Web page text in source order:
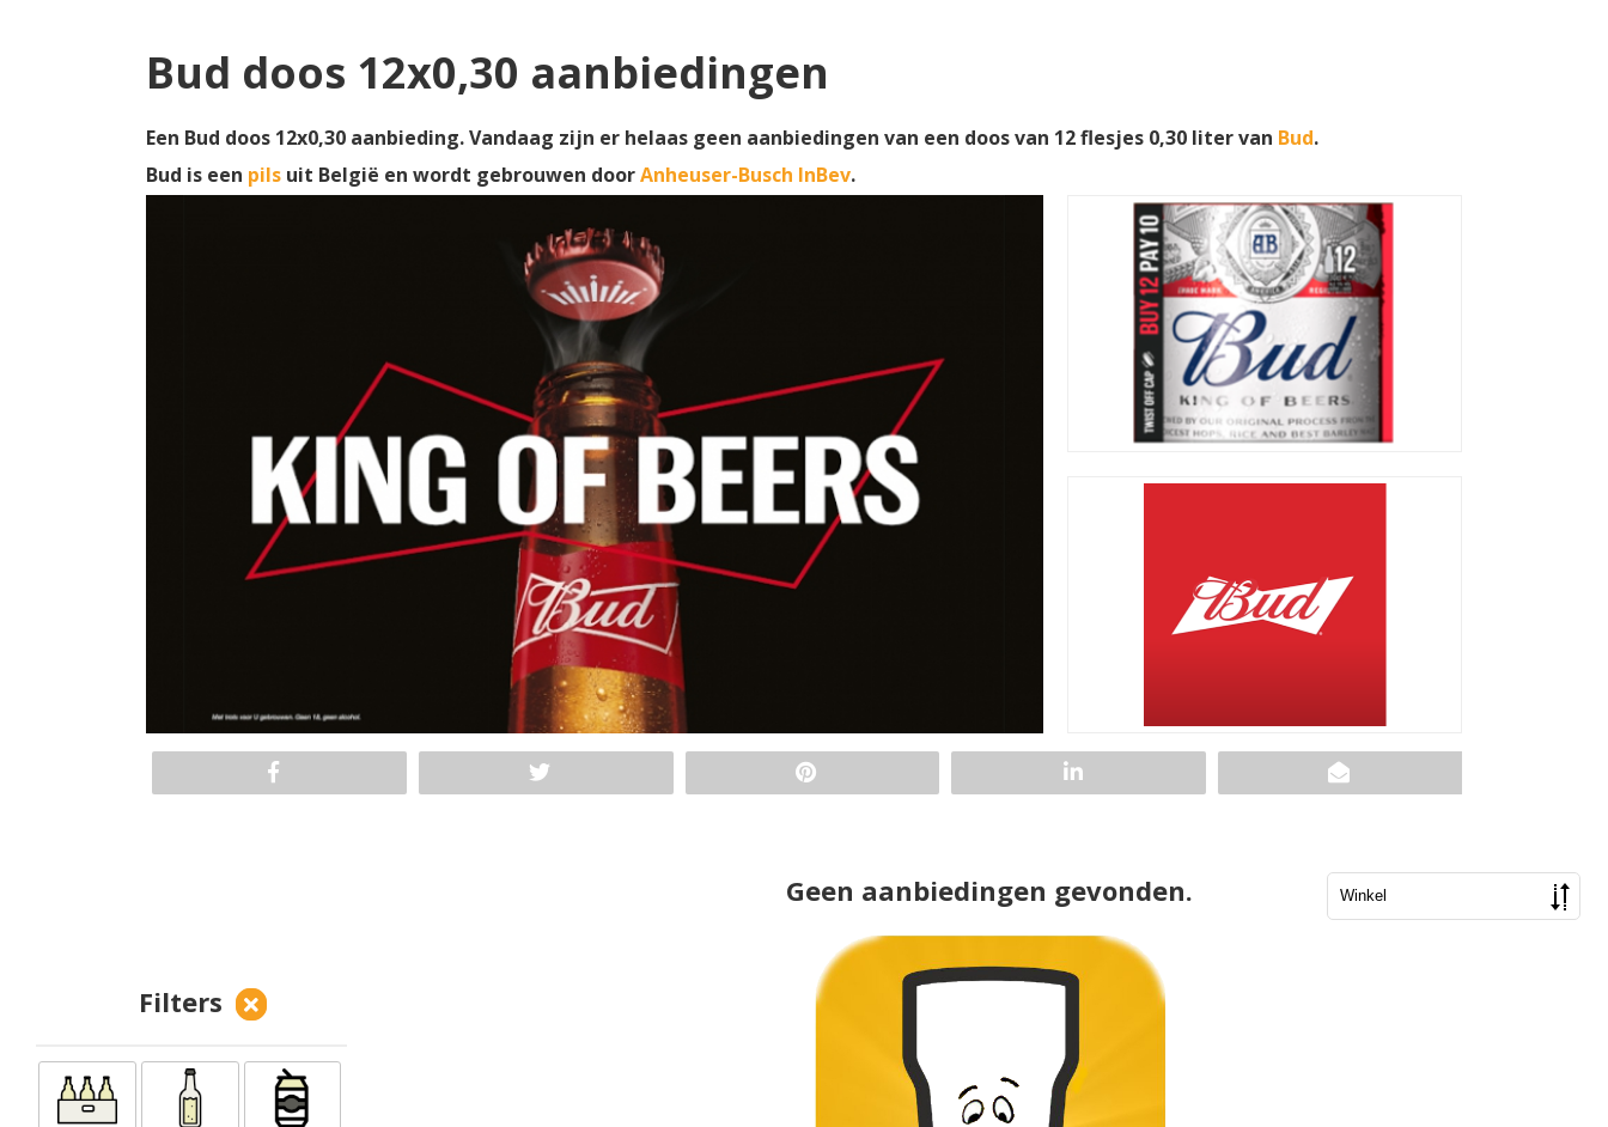
Bud doos 12x0,30 aanbiedingen
Een Bud doos 12x0,30 aanbieding. Vandaag zijn er helaas geen aanbiedingen van een doos van 12 flesjes 0,30 liter van Bud.
Bud is een pils uit België en wordt gebrouwen doorAnheuser-Busch InBev.
Filters
Geen aanbiedingen gevonden.